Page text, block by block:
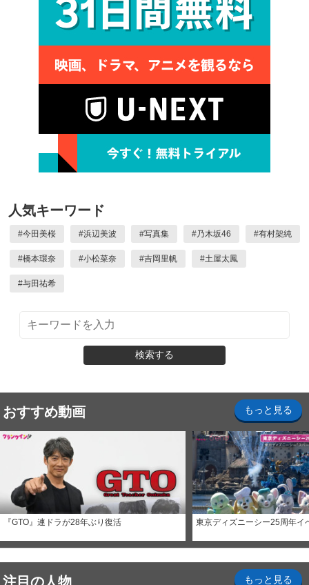
人気キーワード
#今田美桜 #浜辺美波 #写真集 #乃木坂46 #有村架純
#橋本環奈 #小松菜奈 #吉岡里帆 #土屋太鳳
#与田祐希
検索する
おすすめ動画 もっと見る
『GTO』連ドラが28年ぶり復活 東京ディズニーシー25周年イ
注目の人物 もっと見る